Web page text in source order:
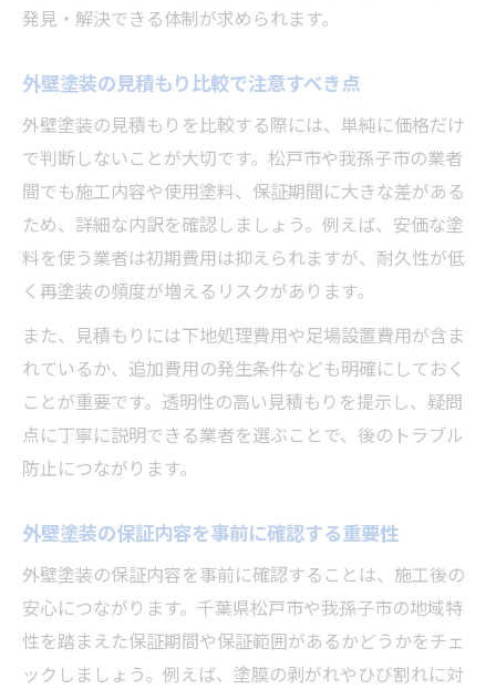
発見・解決できる体制が求められます。
外壁塗装の見積もり比較で注意すべき点
外壁塗装の見積もりを比較する際には、単純に価格だけ
で判断しないことが大切です。松戸市や我孫子市の業者
間でも施工内容や使用塗料、保証期間に大きな差がある
ため、詳細な内訳を確認しましょう。例えば、安価な塗
料を使う業者は初期費用は抑えられますが、耐久性が低
く再塗装の頻度が増えるリスクがあります。
また、見積もりには下地処理費用や足場設置費用が含ま
れているか、追加費用の発生条件なども明確にしておく
ことが重要です。透明性の高い見積もりを提示し、疑問
点に丁寧に説明できる業者を選ぶことで、後のトラブル
防止につながります。
外壁塗装の保証内容を事前に確認する重要性
外壁塗装の保証内容を事前に確認することは、施工後の
安心につながります。千葉県松戸市や我孫子市の地域特
性を踏まえた保証期間や保証範囲があるかどうかをチェ
ックしましょう。例えば、塗膜の剥がれやひび割れに対